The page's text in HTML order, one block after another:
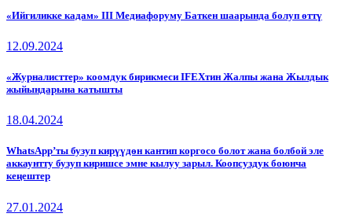
«Ийгиликке кадам» III Медиафоруму Баткен шаарында болуп өттү
12.09.2024
«Журналисттер» коомдук бирикмеси IFEXтин Жалпы жана Жылдык
жыйындарына катышты
18.04.2024
WhatsApp’ты бузуп кирүүдөн кантип коргосо болот жана болбой эле
аккаунтту бузуп киришсе эмне кылуу зарыл. Коопсуздук боюнча
кеңештер
27.01.2024